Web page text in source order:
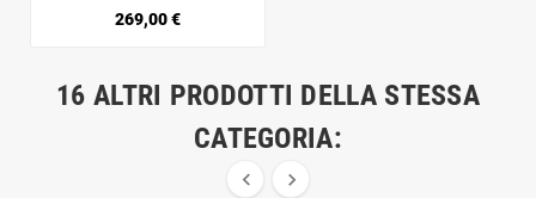
269,00 €Prezzo
16 ALTRI PRODOTTI DELLA STESSA
CATEGORIA:
 